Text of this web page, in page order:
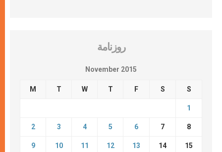
روزنامة
November 2015
M T W T F S S
1
2 3 4 5 6 7 8
9 10 11 12 13 14 15